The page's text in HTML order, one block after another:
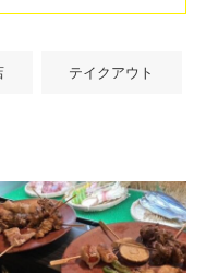
テイクアウト